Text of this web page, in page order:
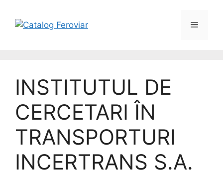
INSTITUTUL DE
CERCETARI ÎN
TRANSPORTURI
INCERTRANS S.A.